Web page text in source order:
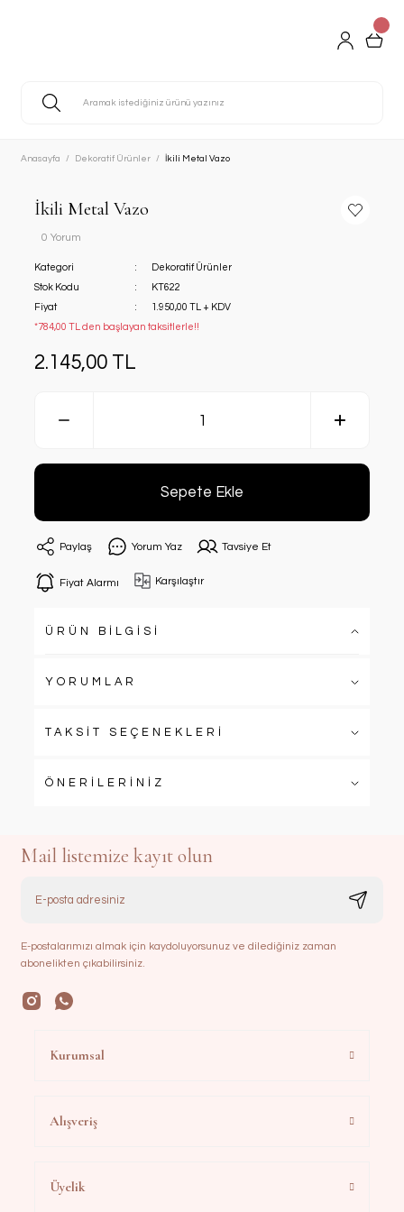
Anasayfa Dekoratif Ürünler İkili Metal Vazo
İkili Metal Vazo
0 Yorum
Kategori
Dekoratif Ürünler
Stok Kodu
KT622
Fiyat
1.950,00 TL + KDV
*784,00 TL den başlayan taksitlerle!!
2.145,00 TL
Sepete Ekle
Paylaş Yorum Yaz Tavsiye Et
Fiyat Alarmı Karşılaştır
ÜRÜN BİLGİSİ
YORUMLAR
TAKSİT SEÇENEKLERİ
ÖNERİLERİNİZ
Mail listemize kayıt olun
E-postalarımızı almak için kaydoluyorsunuz ve dilediğiniz zaman
abonelikten çıkabilirsiniz.
Kurumsal
Alışveriş
Üyelik